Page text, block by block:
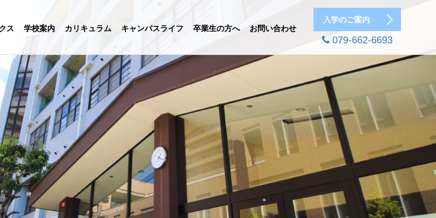
ス 学校案内 カリキュラム キャンパスライフ 卒業生の方へ お問い合わせ
入学のご案内
079-662-6693